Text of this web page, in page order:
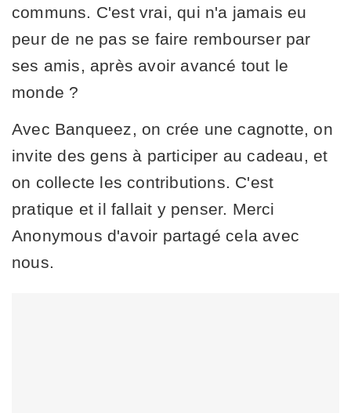
communs. C'est vrai, qui n'a jamais eu
peur de ne pas se faire rembourser par
ses amis, après avoir avancé tout le
monde ?
Avec Banqueez, on crée une cagnotte, on
invite des gens à participer au cadeau, et
on collecte les contributions. C'est
pratique et il fallait y penser. Merci
Anonymous d'avoir partagé cela avec
nous.